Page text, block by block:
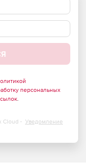
проектов и
окнах.
в проектах и
персональных
.
Cloud - Уведомление